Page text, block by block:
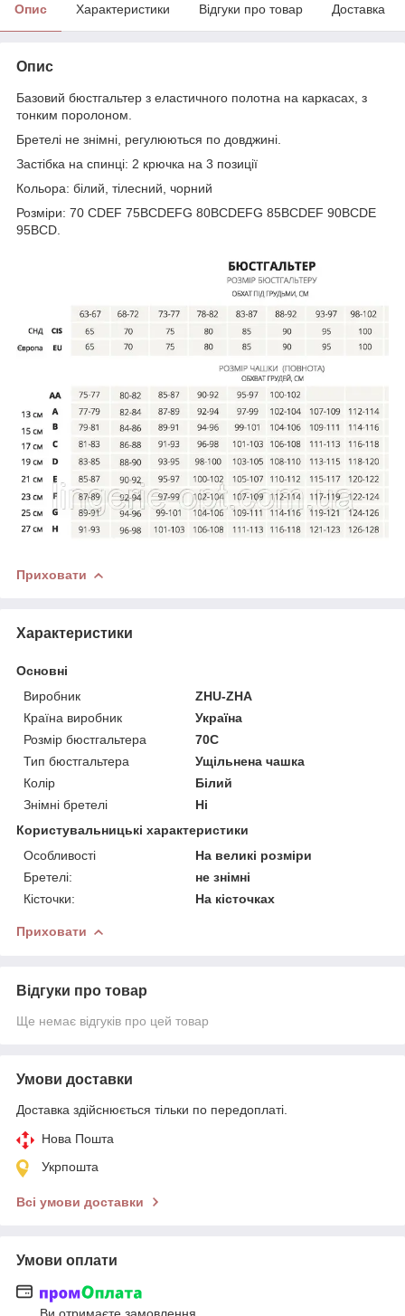
Опис Характеристики Відгуки про товар Доставка
Опис
Базовий бюстгальтер з еластичного полотна на каркасах, з
тонким поролоном.
Бретелі не знімні, регулюються по довджині.
Застібка на спинці: 2 крючка на 3 позиції
Кольора: білий, тілесний, чорний
Розміри: 70 CDEF 75BCDEFG 80BCDEFG 85BCDEF 90BCDE
95BCD.
Приховати
Характеристики
Основні
Виробник
ZHU-ZHA
Країна виробник
Україна
Розмір бюстгальтера
70C
Тип бюстгальтера
Ущільнена чашка
Колір
Білий
Знімні бретелі
Ні
Користувальницькі характеристики
Особливості
На великі розміри
Бретелі:
не знімні
Кісточки:
На кісточках
Приховати
Відгуки про товар
Ще немає відгуків про цей товар
Умови доставки
Доставка здійснюється тільки по передоплаті.
Нова Пошта
Укрпошта
Всі умови доставки
Умови оплати
Ви отримаєте замовлення